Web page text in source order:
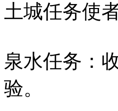
土城任务使
泉水任务：
验。